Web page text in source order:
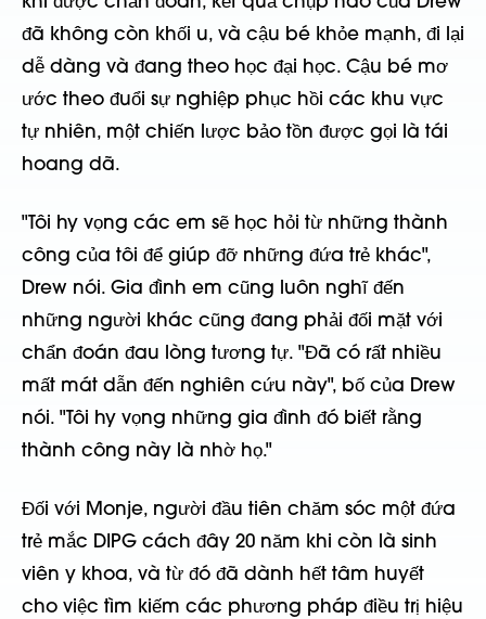
đã không còn khối u, và cậu bé khỏe mạnh, đi lại
dễ dàng và đang theo học đại học. Cậu bé mơ
ước theo đuổi sự nghiệp phục hồi các khu vực
tự nhiên, một chiến lược bảo tồn được gọi là tái
hoang dã.
"Tôi hy vọng các em sẽ học hỏi từ những thành
công của tôi để giúp đỡ những đứa trẻ khác",
Drew nói. Gia đình em cũng luôn nghĩ đến
những người khác cũng đang phải đối mặt với
chẩn đoán đau lòng tương tự. "Đã có rất nhiều
mất mát dẫn đến nghiên cứu này", bố của Drew
nói. "Tôi hy vọng những gia đình đó biết rằng
thành công này là nhờ họ."
Đối với Monje, người đầu tiên chăm sóc một đứa
trẻ mắc DIPG cách đây 20 năm khi còn là sinh
viên y khoa, và từ đó đã dành hết tâm huyết
cho việc tìm kiếm các phương pháp điều trị hiệu